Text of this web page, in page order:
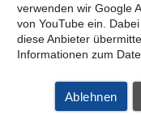
verwenden wir Google
von YouTube ein.
diese Anbieter
Informationen zum
Ablehnen